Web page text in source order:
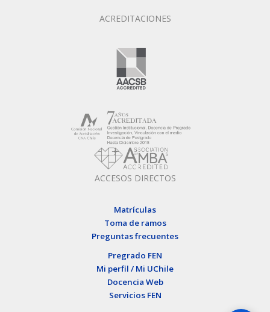
ACREDITACIONES
ACCESOS DIRECTOS
Matrículas
Toma de ramos
Preguntas frecuentes
Pregrado FEN
Mi perfil / Mi UChile
Docencia Web
Servicios FEN